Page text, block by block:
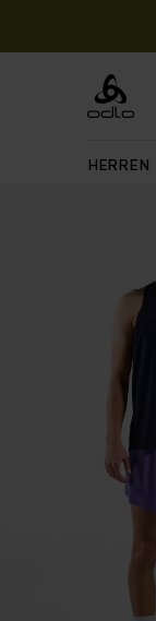
Odlo
HERREN